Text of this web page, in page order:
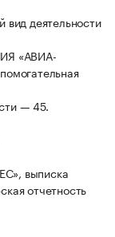
деятельности
«АВИА-
— 45.
выписка
отчетность